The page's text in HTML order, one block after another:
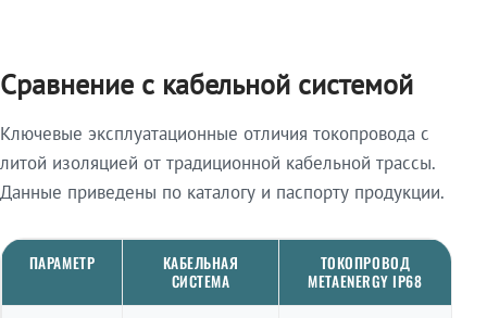
Сравнение с кабельной системой
Ключевые эксплуатационные отличия токопровода с
литой изоляцией от традиционной кабельной трассы.
Данные приведены по каталогу и паспорту продукции.
ПАРАМЕТР
КАБЕЛЬНАЯ
СИСТЕМА
ТОКОПРОВОД
METAENERGY IP68